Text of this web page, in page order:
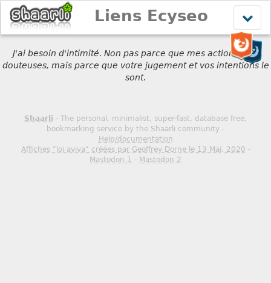
le
menu
Liens Ecyseo
J'ai besoin d'intimité. Non pas parce que mes actions sont
douteuses, mais parce que votre jugement et vos intentions le
sont.
Shaarli - The personal, minimalist, super-fast, database free,
bookmarking service by the Shaarli community -
Help/documentation
Affiches "loi aviva" créées par Geoffrey Dorne le 13 Mai, 2020 -
Mastodon 1 - Mastodon 2